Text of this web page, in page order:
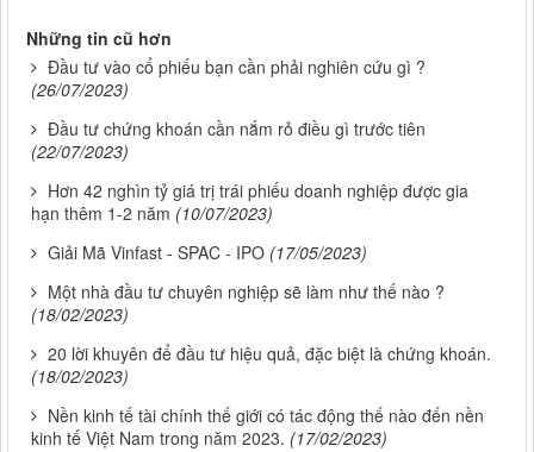
Những tin cũ hơn
Đầu tư vào cổ phiếu bạn cần phải nghiên cứu gì ?
(26/07/2023)
Đầu tư chứng khoán cần nắm rỏ điều gì trước tiên
(22/07/2023)
Hơn 42 nghìn tỷ giá trị trái phiếu doanh nghiệp được gia
hạn thêm 1-2 năm (10/07/2023)
Giải Mã Vinfast - SPAC - IPO (17/05/2023)
Một nhà đầu tư chuyên nghiệp sẽ làm như thế nào ?
(18/02/2023)
20 lời khuyên để đầu tư hiệu quả, đặc biệt là chứng khoán.
(18/02/2023)
Nền kinh tế tài chính thế giới có tác động thế nào đến nền
kinh tế Việt Nam trong năm 2023. (17/02/2023)